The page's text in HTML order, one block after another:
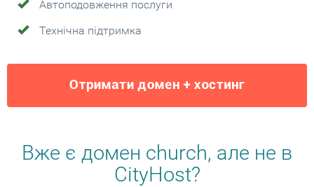
Автоподовження послуги
Технічна підтримка
Вже є домен church, але не в
CityHost?